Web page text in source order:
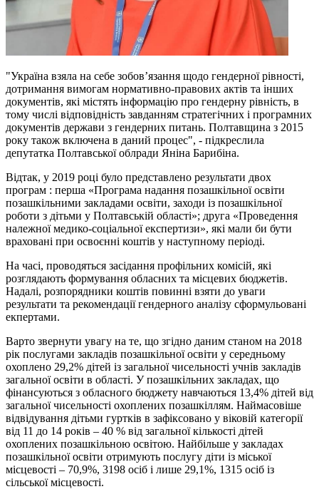
"Україна взяла на себе зобов’язання щодо гендерної рівності,
дотримання вимогам нормативно-правових актів та інших
документів, які містять інформацію про гендерну рівність, в
тому числі відповідність завданням стратегічних і програмних
документів держави з гендерних питань. Полтавщина з 2015
року також включена в даний процес", - підкреслила
депутатка Полтавської облради Яніна Барибіна.
Відтак, у 2019 році було представлено результати двох
програм : перша «Програма надання позашкільної освіти
позашкільними закладами освіти, заходи із позашкільної
роботи з дітьми у Полтавській області»; друга «Проведення
належної медико-соціальної експертизи», які мали би бути
враховані при освоєнні коштів у наступному періоді.
На часі, проводяться засідання профільних комісій, які
розглядають формування обласних та місцевих бюджетів.
Надалі, розпорядники коштів повинні взяти до уваги
результати та рекомендації гендерного аналізу сформульовані
екпертами.
Варто звернути увагу на те, що згідно даним станом на 2018
рік послугами закладів позашкільної освіти у середньому
охоплено 29,2% дітей із загальної чисельності учнів закладів
загальної освіти в області. У позашкільних закладах, що
фінансуються з обласного бюджету навчаються 13,4% дітей від
загальної чисельності охоплених позашкіллям. Наймасовіше
відвідування дітьми гуртків в зафіксовано у віковій категорії
від 11 до 14 років – 40 % від загальної кількості дітей
охоплених позашкільною освітою. Найбільше у закладах
позашкільної освіти отримують послугу діти із міської
місцевості – 70,9%, 3198 осіб і лише 29,1%, 1315 осіб із
сільської місцевості.